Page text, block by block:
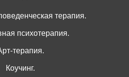
терапия.
психотерапия.
терапия.
Коучинг.